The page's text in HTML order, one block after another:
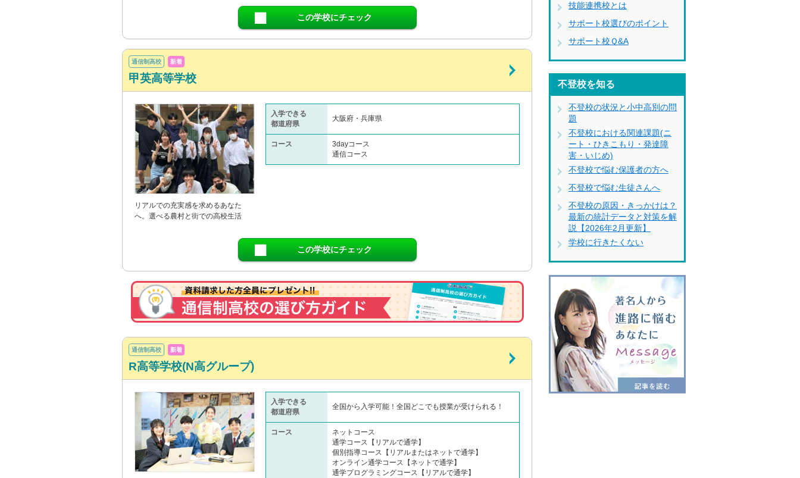
この学校にチェック
通信制高校 新着
甲英高等学校
リアルでの充実感を求めるあなた
へ。選べる農村と街での高校生活
入学できる
都道府県
大阪府・兵庫県
コース
3dayコース
通信コース
この学校にチェック
通信制高校 新着
R高等学校(N高グループ)
入学できる
都道府県
全国から入学可能！全国どこでも授業が受けられる！
コース
ネットコース
通学コース【リアルで通学】
個別指導コース【リアルまたはネットで通学】
オンライン通学コース【ネットで通学】
通学プログラミングコース【リアルで通学】
技能連携校とは
サポート校選びのポイント
サポート校Ｑ&A
不登校を知る
不登校の状況と小中高別の問
題
不登校における関連課題(ニ
ート・ひきこもり・発達障
害・いじめ)
不登校で悩む保護者の方へ
不登校で悩む生徒さんへ
不登校の原因・きっかけは？
最新の統計データと対策を解
説【2026年2月更新】
学校に行きたくない